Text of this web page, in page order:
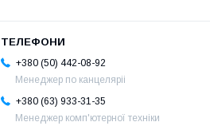
+380 (50) 442-08-92
Менеджер по канцеляріі
+380 (63) 933-31-35
Менеджер комп'ютерної техніки